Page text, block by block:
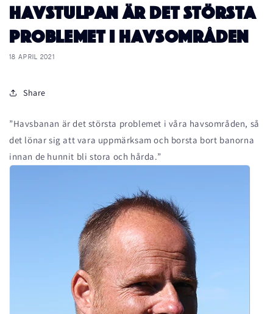
Havstulpan är det största
problemet i havsområden
18 APRIL 2021
Share
”Havsbanan är det största problemet i våra havsområden, så
det lönar sig att vara uppmärksam och borsta bort banorna
innan de hunnit bli stora och hårda.”